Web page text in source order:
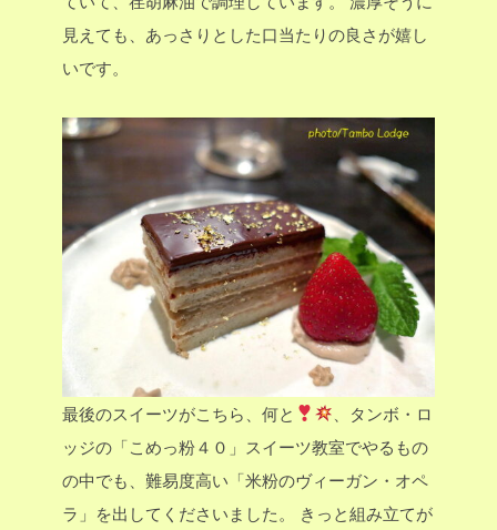
見えても、あっさりとした口当たりの良さが嬉し
いです。
最後のスイーツがこちら、何と
、タンボ・ロ
ッジの「こめっ粉４０」スイーツ教室でやるもの
の中でも、難易度高い「米粉のヴィーガン・オペ
ラ」を出してくださいました。
きっと組み立てが